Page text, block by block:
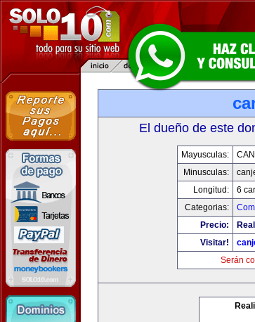
El dueño de este
Mayusculas:
Minusculas:
Longitud:
6
Categorias:
Precio:
Visitar!
Serán